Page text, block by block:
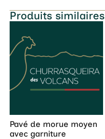
Produits similaires
Pavé de morue moyen
avec garniture